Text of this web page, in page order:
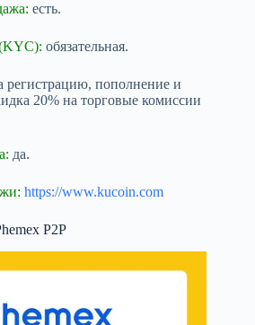
есть.
обязательная.
регистрацию, пополнение и
20% на торговые комиссии
да.
https://www.kucoin.com
P2P